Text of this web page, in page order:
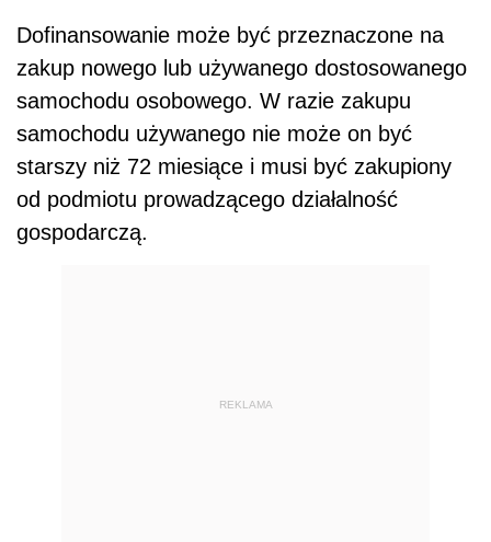
Dofinansowanie może być przeznaczone na
zakup nowego lub używanego dostosowanego
samochodu osobowego. W razie zakupu
samochodu używanego nie może on być
starszy niż 72 miesiące i musi być zakupiony
od podmiotu prowadzącego działalność
gospodarczą.
REKLAMA